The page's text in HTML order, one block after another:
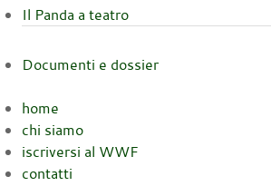
Il Panda a teatro
Documenti e dossier
home
chi siamo
iscriversi al WWF
contatti